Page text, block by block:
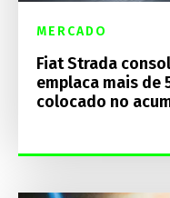
MERCADO
Fiat Strada
emplaca mais de
colocado no